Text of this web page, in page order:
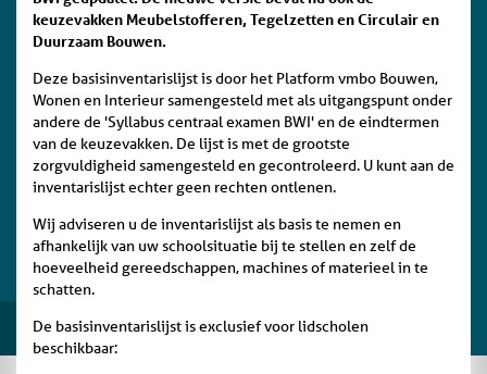
keuzevakken Meubelstofferen, Tegelzetten en Circulair en
Duurzaam Bouwen.
Deze basisinventarislijst is door het Platform vmbo Bouwen,
Wonen en Interieur samengesteld met als uitgangspunt onder
andere de 'Syllabus centraal examen BWI' en de eindtermen
van de keuzevakken. De lijst is met de grootste
zorgvuldigheid samengesteld en gecontroleerd. U kunt aan de
inventarislijst echter geen rechten ontlenen.
Wij adviseren u de inventarislijst als basis te nemen en
afhankelijk van uw schoolsituatie bij te stellen en zelf de
hoeveelheid gereedschappen, machines of materieel in te
schatten.
De basisinventarislijst is exclusief voor lidscholen
beschikbaar: